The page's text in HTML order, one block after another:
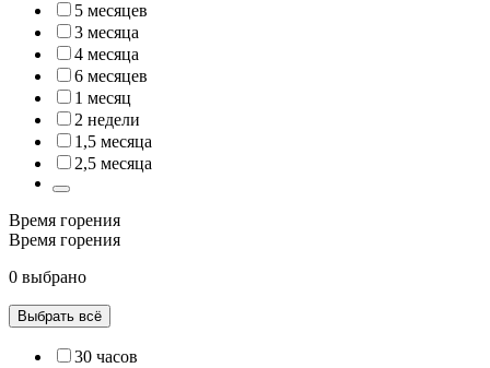
5 месяцев
3 месяца
4 месяца
6 месяцев
1 месяц
2 недели
1,5 месяца
2,5 месяца
Время горения
Время горения
0 выбрано
Выбрать всё
30 часов